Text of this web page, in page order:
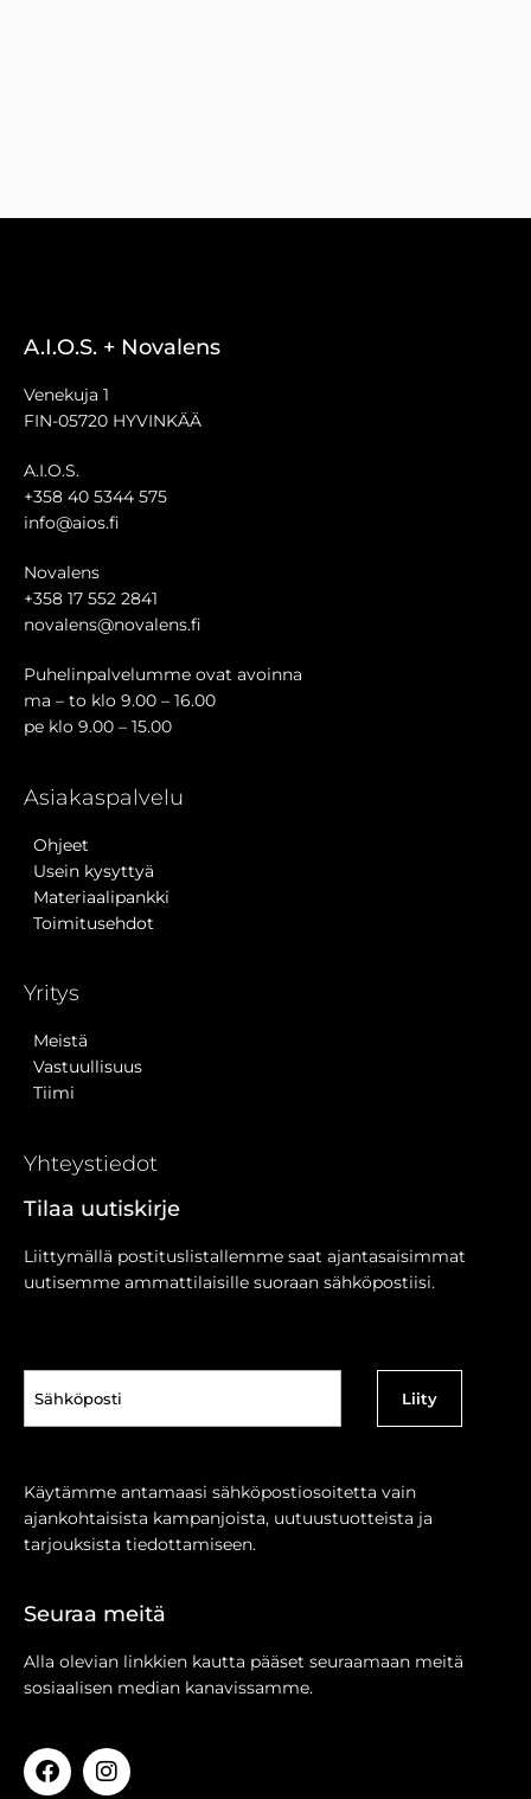
A.I.O.S. + Novalens
Venekuja 1
FIN-05720 HYVINKÄÄ
A.I.O.S.
+358 40 5344 575
info@aios.fi
Novalens
+358 17 552 2841
novalens@novalens.fi
Puhelinpalvelumme ovat avoinna
ma – to klo 9.00 – 16.00
pe klo 9.00 – 15.00
Asiakaspalvelu
Ohjeet
Usein kysyttyä
Materiaalipankki
Toimitusehdot
Yritys
Meistä
Vastuullisuus
Tiimi
Yhteystiedot
Tilaa uutiskirje
Liittymällä postituslistallemme saat ajantasaisimmat
uutisemme ammattilaisille suoraan sähköpostiisi.
(Pakollinen)
Käytämme antamaasi sähköpostiosoitetta vain
ajankohtaisista kampanjoista, uutuustuotteista ja
tarjouksista tiedottamiseen.
Seuraa meitä
Alla olevian linkkien kautta pääset seuraamaan meitä
sosiaalisen median kanavissamme.